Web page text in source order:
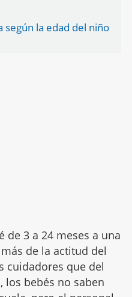
según la edad del niño
de 3 a 24 meses a una
de la actitud del
cuidadores que del
los bebés no saben